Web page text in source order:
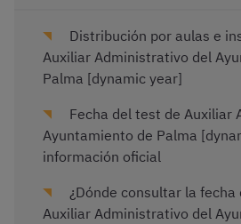
Distribución por aulas e
Auxiliar Administrativo del
Palma [dynamic year]
Fecha del test de Auxiliar
Ayuntamiento de Palma
información oficial
¿Dónde consultar la fecha
Auxiliar Administrativo del